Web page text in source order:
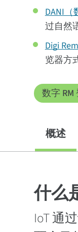
DANI（
过自然
Digi
览器方
数字 RM
概述
什么
IoT 通